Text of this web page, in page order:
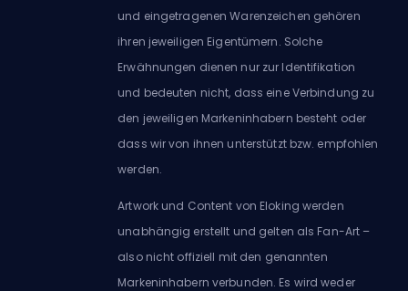
und eingetragenen Warenzeichen gehören
ihren jeweiligen Eigentümern. Solche
Erwähnungen dienen nur zur Identifikation
und bedeuten nicht, dass eine Verbindung zu
den jeweiligen Markeninhabern besteht oder
dass wir von ihnen unterstützt bzw. empfohlen
werden.
Artwork und Content von Eloking werden
unabhängig erstellt und gelten als Fan-Art –
also nicht offiziell mit den genannten
Markeninhabern verbunden. Es wird weder